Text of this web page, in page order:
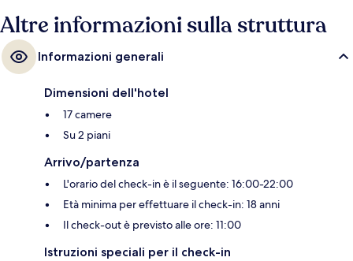
Higashiyama a 13.
Altre informazioni sulla struttura
Informazioni generali
Dimensioni dell'hotel
17 camere
Su 2 piani
Arrivo/partenza
L'orario del check-in è il seguente: 16:00-22:00
Età minima per effettuare il check-in: 18 anni
Il check-out è previsto alle ore: 11:00
Istruzioni speciali per il check-in